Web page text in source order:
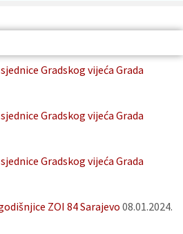
Gradskog vijeća Grada
Gradskog vijeća Grada
Gradskog vijeća Grada
ZOI 84 Sarajevo 08.01.2024.